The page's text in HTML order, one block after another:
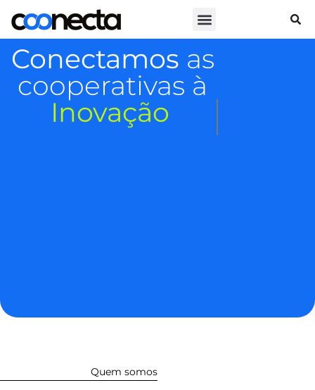
Conectamos as
cooperativas à
Inovação
Quem somos